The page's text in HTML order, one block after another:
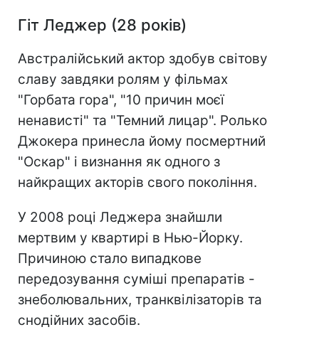
Гіт Леджер (28 років)
Австралійський актор здобув світову
славу завдяки ролям у фільмах
"Горбата гора", "10 причин моєї
ненависті" та "Темний лицар". Ролько
Джокера принесла йому посмертний
"Оскар" і визнання як одного з
найкращих акторів свого покоління.
У 2008 році Леджера знайшли
мертвим у квартирі в Нью-Йорку.
Причиною стало випадкове
передозування суміші препаратів -
знеболювальних, транквілізаторів та
снодійних засобів.